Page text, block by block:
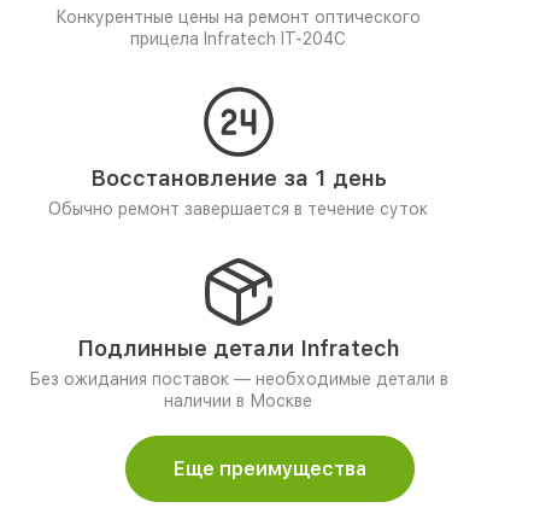
Конкурентные цены на ремонт оптического
прицела Infratech IT-204C
Восстановление за 1 день
Обычно ремонт завершается в течение суток
Подлинные детали Infratech
Без ожидания поставок — необходимые детали в
наличии в Москве
Еще преимущества